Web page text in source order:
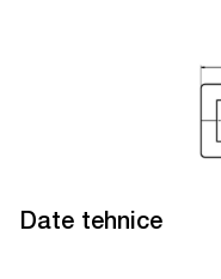
Date tehnice